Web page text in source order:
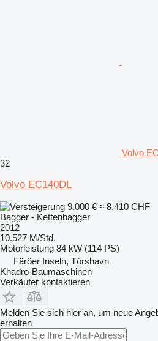
Volvo
32
Volvo EC140DL
9.000 € ≈ 8.410 CHF
Bagger - Kettenbagger
2012
10.527 M/Std.
Motorleistung 84 kW (114 PS)
Färöer Inseln, Tórshavn
Khadro-Baumaschinen
Verkäufer kontaktieren
Melden Sie sich hier an, um neue
erhalten